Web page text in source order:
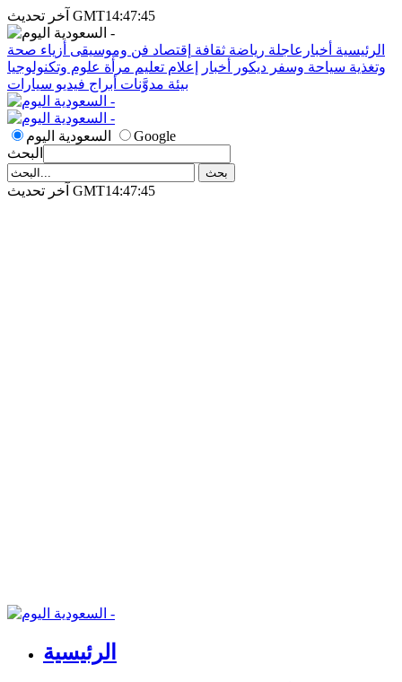
آخر تحديث GMT14:47:45
الرئيسية أخبارعاجلة رياضة ثقافة إقتصاد فن وموسيقى أزياء صحة
وتغذية سياحة وسفر ديكور أخبار إعلام تعليم مرأة علوم وتكنولوجيا
بيئة مدوَّنات أبراج فيديو سيارات
السعودية اليوم
Google
البحث
آخر تحديث GMT14:47:45
الرئيسية